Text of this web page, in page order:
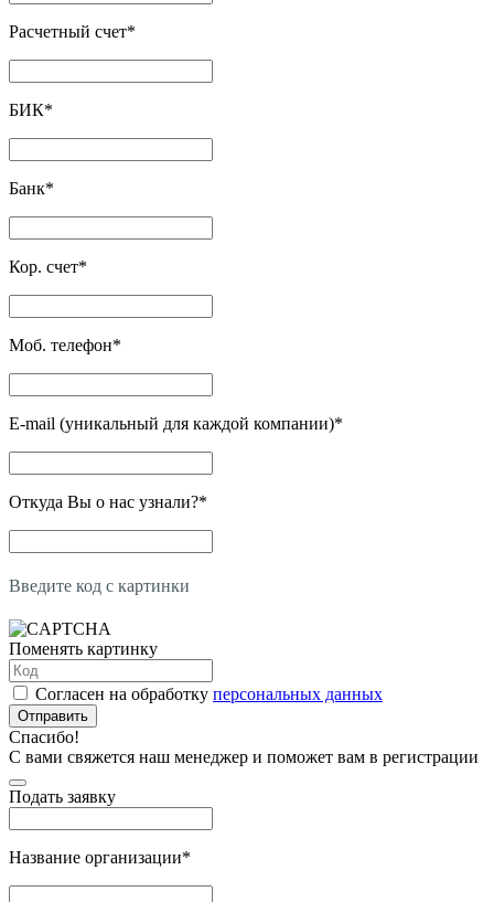
Расчетный счет*
БИК*
Банк*
Кор. счет*
Моб. телефон*
E-mail (уникальный для каждой компании)*
Откуда Вы о нас узнали?*
Введите код с картинки
Поменять картинку
Согласен на обработку персональных данных
Отправить
Спасибо!
С вами свяжется наш менеджер и поможет вам в регистрации
Подать заявку
Название организации*